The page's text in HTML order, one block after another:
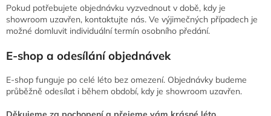
Pokud potřebujete objednávku vyzvednout v době, kdy je
showroom uzavřen, kontaktujte nás. Ve výjimečných případech je
možné domluvit individuální termín osobního předání.
E-shop a odesílání objednávek
E-shop funguje po celé léto bez omezení. Objednávky budeme
průběžně odesílat i během období, kdy je showroom uzavřen.